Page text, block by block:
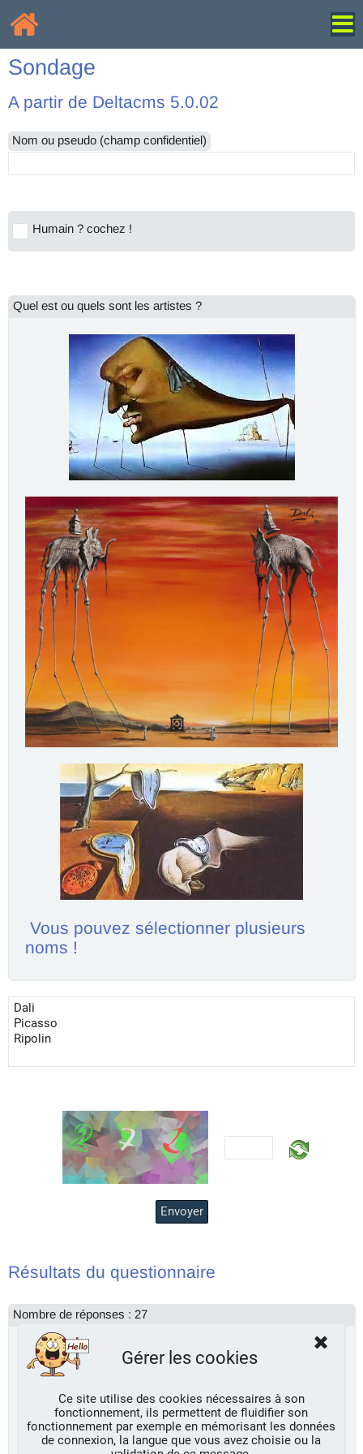
Sondage
A partir de Deltacms 5.0.02
Nom ou pseudo (champ confidentiel)
Humain ? cochez !
Quel est ou quels sont les artistes ?
Vous pouvez sélectionner plusieurs
noms !
Envoyer
Résultats du questionnaire
Nombre de réponses : 27
Humain ? cochez !
cochée : 22 → 81,5%
non cochée : 5 → 18,5%
Artiste ?
Dali : 15 → 55,6%
Gérer les cookies
Ce site utilise des cookies nécessaires à son
fonctionnement, ils permettent de fluidifier son
fonctionnement par exemple en mémorisant les données
de connexion, la langue que vous avez choisie ou la